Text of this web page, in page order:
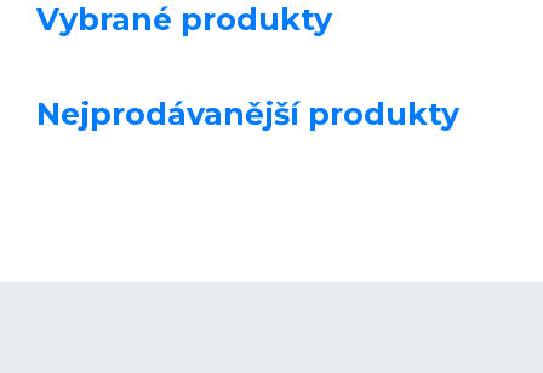
Vybrané produkty
Nejprodávanější produkty